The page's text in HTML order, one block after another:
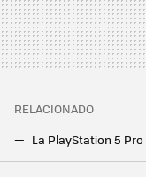
RELACIONADO